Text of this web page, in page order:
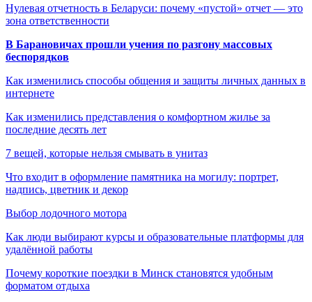
Нулевая отчетность в Беларуси: почему «пустой» отчет — это
зона ответственности
В Барановичах прошли учения по разгону массовых
беспорядков
Как изменились способы общения и защиты личных данных в
интернете
Как изменились представления о комфортном жилье за
последние десять лет
7 вещей, которые нельзя смывать в унитаз
Что входит в оформление памятника на могилу: портрет,
надпись, цветник и декор
Выбор лодочного мотора
Как люди выбирают курсы и образовательные платформы для
удалённой работы
Почему короткие поездки в Минск становятся удобным
форматом отдыха